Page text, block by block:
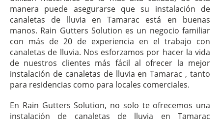
manera puede asegurarse que su instalación de
canaletas de lluvia en Tamarac está en buenas
manos. Rain Gutters Solution es un negocio familiar
con más de 20 de experiencia en el trabajo con
canaletas de lluvia. Nos esforzamos por hacer la vida
de nuestros clientes más fácil al ofrecer la mejor
instalación de canaletas de lluvia en Tamarac , tanto
para residencias como para locales comerciales.
En Rain Gutters Solution, no solo te ofrecemos una
instalación de canaletas de lluvia en Tamarac